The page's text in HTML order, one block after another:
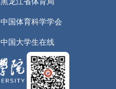
中国体育科学学会
中国大学生在线